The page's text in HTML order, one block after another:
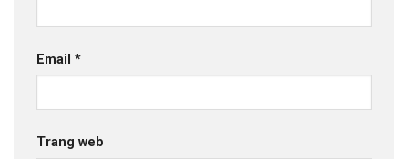
Email *
Trang web